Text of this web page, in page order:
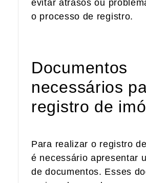
evitar atrasos ou
o processo de registro.
Documentos
necessários
registro de
Para realizar o registro
é necessário apresentar
de documentos. Esses